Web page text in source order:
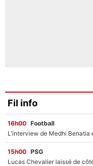
Fil info
16h00 Football
15h00 PSG